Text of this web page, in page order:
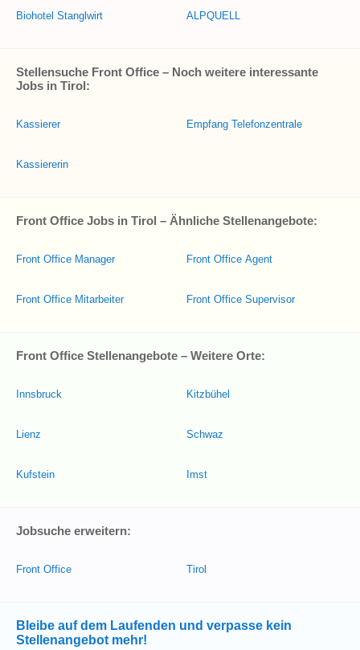
Biohotel Stanglwirt ALPQUELL
Stellensuche Front Office – Noch weitere interessante
Jobs in Tirol:
Kassierer
Kassiererin
Empfang Telefonzentrale
Front Office Jobs in Tirol – Ähnliche Stellenangebote:
Front Office Manager
Front Office Mitarbeiter
Front Office Agent
Front Office Supervisor
Front Office Stellenangebote – Weitere Orte:
Innsbruck
Lienz
Kufstein
Kitzbühel
Schwaz
Imst
Jobsuche erweitern:
Front Office Tirol
Bleibe auf dem Laufenden und verpasse kein
Stellenangebot mehr!